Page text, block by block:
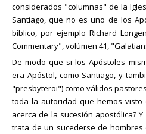
considerados "columnas" de la
Santiago, que no es uno de los
bíblico, por ejemplo Richard
Commentary", volúmen 41,
De modo que si los Apóstoles
era Apóstol, como Santiago, y
"presbyteroi") como válidos
toda la autoridad que hemos visto
acerca de la sucesión apostólica?
trata de un sucederse de